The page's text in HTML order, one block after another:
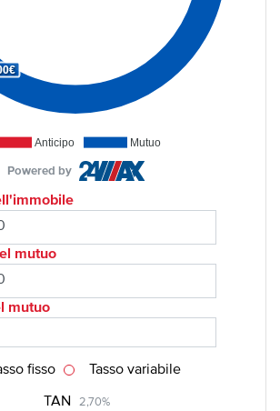
Anticipo Mutuo
Powered by
mutuo
mutuo
TAN 2,70%
fisso Tasso variabile